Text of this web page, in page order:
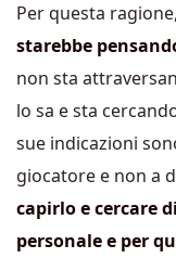
Per questa
starebbe
non sta
lo sa e sta
sue indicazioni
giocatore e non a
capirlo e cercare
personale e per